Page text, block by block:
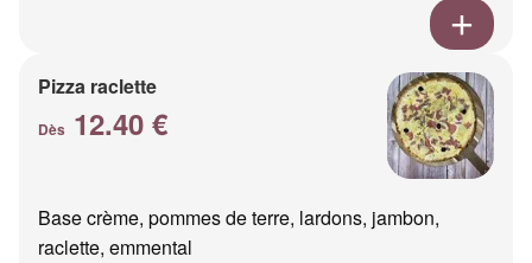
Pizza raclette
Dès 12.40 €
Base crème, pommes de terre, lardons, jambon,
raclette, emmental